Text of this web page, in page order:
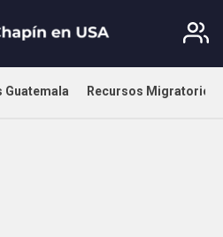
Guatemala Recursos Migratorios